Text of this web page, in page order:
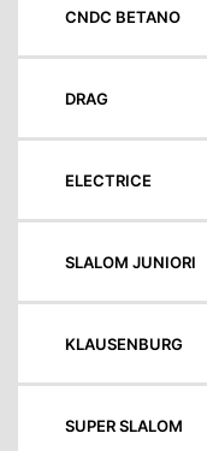
CNDC BETANO
DRAG
ELECTRICE
SLALOM JUNIORI
KLAUSENBURG
SUPER SLALOM